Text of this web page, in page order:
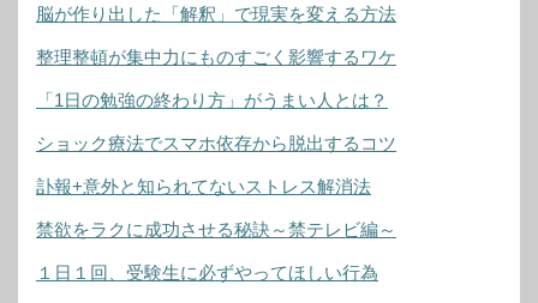
脳が作り出した「解釈」で現実を変える方法
整理整頓が集中力にものすごく影響するワケ
「1日の勉強の終わり方」がうまい人とは？
ショック療法でスマホ依存から脱出するコツ
訃報+意外と知られてないストレス解消法
禁欲をラクに成功させる秘訣～禁テレビ編～
１日１回、受験生に必ずやってほしい行為